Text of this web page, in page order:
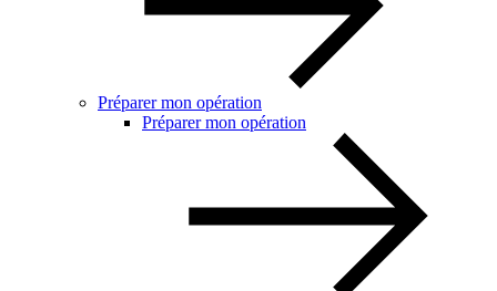
Préparer mon opération
Préparer mon opération